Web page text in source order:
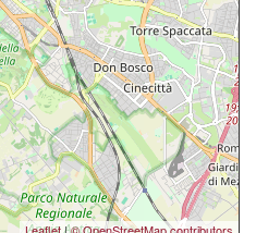
Leaflet|© OpenStreetMap contributors